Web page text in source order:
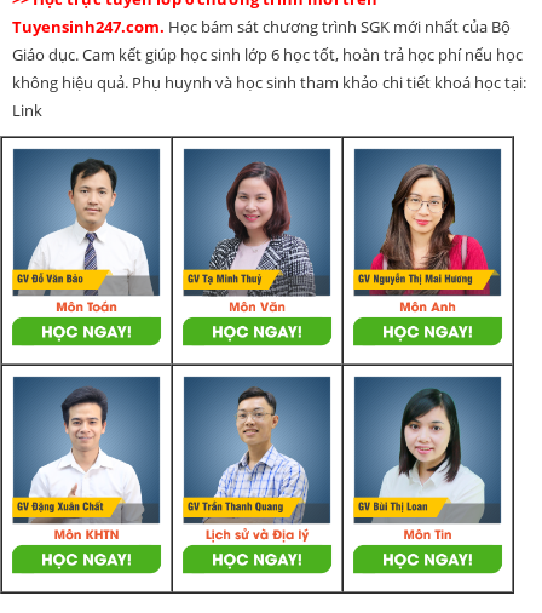
Tuyensinh247.com. Học bám sát chương trình SGK mới nhất của Bộ
Giáo dục. Cam kết giúp học sinh lớp 6 học tốt, hoàn trả học phí nếu học
không hiệu quả. Phụ huynh và học sinh tham khảo chi tiết khoá học tại:
Link